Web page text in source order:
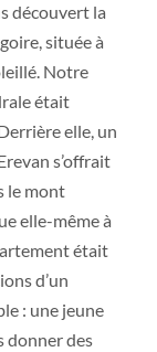
découvert la
située à
Notre
était
elle, un
s’offrait
le mont
elle-même à
était
d’un
: une jeune
donner des